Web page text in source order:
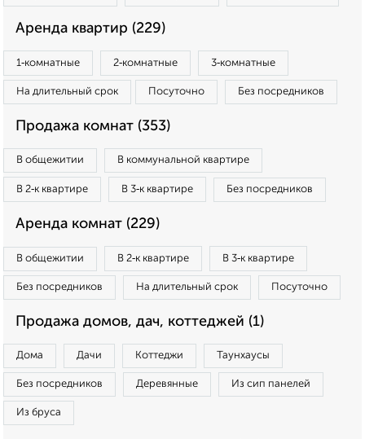
Аренда квартир (229)
1‑комнатные 2‑комнатные 3‑комнатные
На длительный срок Посуточно Без посредников
Продажа комнат (353)
В общежитии В коммунальной квартире
В 2‑к квартире В 3‑к квартире Без посредников
Аренда комнат (229)
В общежитии В 2‑к квартире В 3‑к квартире
Без посредников На длительный срок Посуточно
Продажа домов, дач, коттеджей (1)
Дома Дачи Коттеджи Таунхаусы
Без посредников Деревянные Из сип панелей
Из бруса